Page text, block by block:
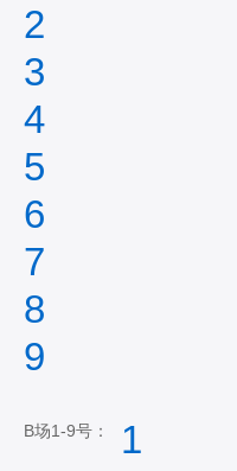
2
3
4
5
6
7
8
9
B场1-9号：
1